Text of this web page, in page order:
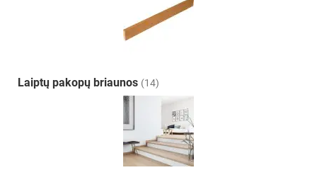
Laiptų pakopų briaunos (14)